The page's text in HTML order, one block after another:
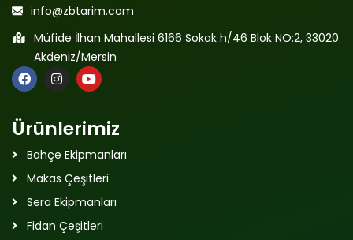
info@zbtarim.com
Müfide İlhan Mahallesi 6166 Sokak h/46 Blok NO:2, 33020
Akdeniz/Mersin
Ürünlerimiz
Bahçe Ekipmanları
Makas Çeşitleri
Sera Ekipmanları
Fidan Çeşitleri